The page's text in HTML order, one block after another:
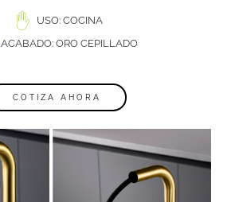
USO: COCINA
ACABADO: ORO CEPILLADO
COTIZA AHORA